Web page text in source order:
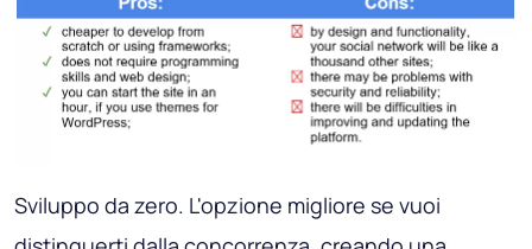
Sviluppo da zero. L'opzione migliore se vuoi